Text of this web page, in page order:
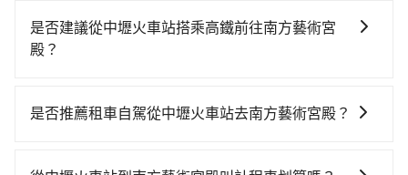
地方，只要是長途交通且途中遵守台灣法律，無論是清
明掃墓、包車旅遊、參加喜宴/喪禮、就醫回診、登山露
或者任何跨縣市接送的需求，tripool都能滿足你。乘車
是否建議從中壢火車站搭乘高鐵前往南方藝術宮
殿？
鐵較貴、費時、轉車麻煩！桃園-台北雖然一天最多時有
是否推薦租車自駕從中壢火車站去南方藝術宮殿？